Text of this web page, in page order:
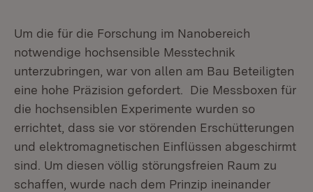
Um die für die Forschung im Nanobereich
notwendige hochsensible Messtechnik
unterzubringen, war von allen am Bau Beteiligten
eine hohe Präzision gefordert. Die Messboxen für
die hochsensiblen Experimente wurden so
errichtet, dass sie vor störenden Erschütterungen
und elektromagnetischen Einflüssen abgeschirmt
sind. Um diesen völlig störungsfreien Raum zu
schaffen, wurde nach dem Prinzip ineinander